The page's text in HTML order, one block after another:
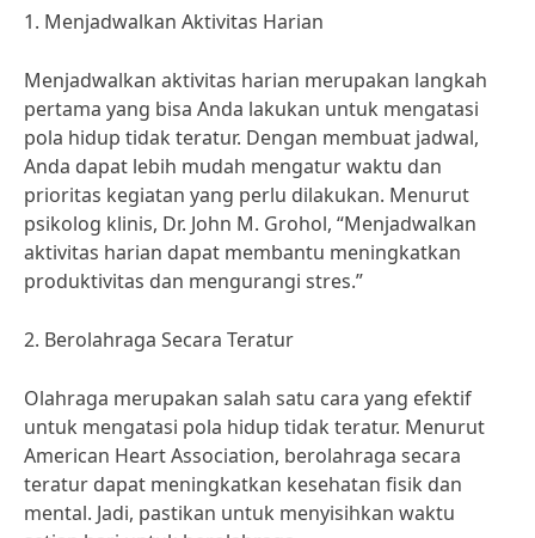
1. Menjadwalkan Aktivitas Harian
Menjadwalkan aktivitas harian merupakan langkah
pertama yang bisa Anda lakukan untuk mengatasi
pola hidup tidak teratur. Dengan membuat jadwal,
Anda dapat lebih mudah mengatur waktu dan
prioritas kegiatan yang perlu dilakukan. Menurut
psikolog klinis, Dr. John M. Grohol, “Menjadwalkan
aktivitas harian dapat membantu meningkatkan
produktivitas dan mengurangi stres.”
2. Berolahraga Secara Teratur
Olahraga merupakan salah satu cara yang efektif
untuk mengatasi pola hidup tidak teratur. Menurut
American Heart Association, berolahraga secara
teratur dapat meningkatkan kesehatan fisik dan
mental. Jadi, pastikan untuk menyisihkan waktu